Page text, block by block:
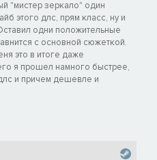
"мистер зеркало" один
этого длс, прям класс, ну и
одни положительные
с основной сюжеткой.
это в итоге даже
я прошел намного быстрее,
и причем дешевле и